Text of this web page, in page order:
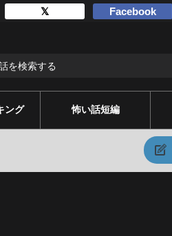
𝕏 Facebook
ング 怖い話短編